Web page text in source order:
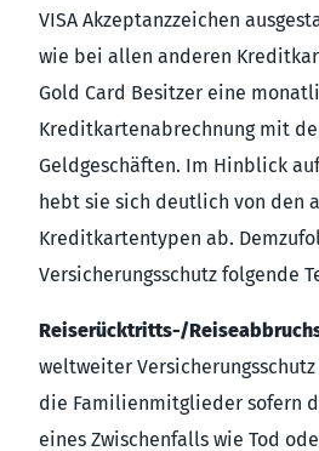
VISA Akzeptanzzeichen
wie bei allen anderen
Gold Card Besitzer eine
Kreditkartenabrechnung mit
Geldgeschäften. Im Hinblick
hebt sie sich deutlich von den
Kreditkartentypen ab.
Versicherungsschutz folgende
Reiserücktritts-/
weltweiter
die Familienmitglieder sofern
eines Zwischenfalls wie Tod